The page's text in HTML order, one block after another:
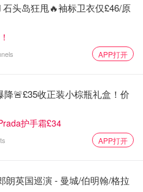
石头岛狂甩🔥袖标卫衣仅£46/原
APP打开
降🚨£35收正装小棕瓶礼盒！价
护手霜£34
APP打开
朗英国巡演 - 曼城/伯明翰/格拉